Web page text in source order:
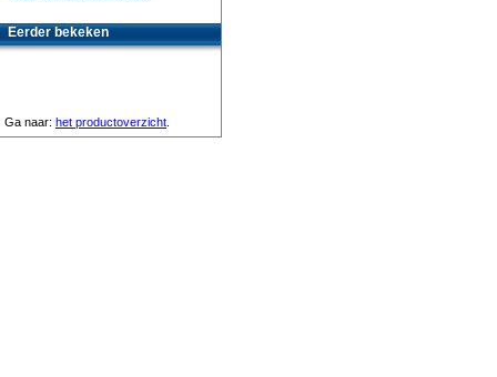
Eerder bekeken
Ga naar: het productoverzicht